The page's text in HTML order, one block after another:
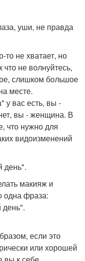
уши, не правда
то не хватает, но
не волнуйтесь,
слишком большое
месте.
у вас есть, вы -
вы - женщина. В
что нужно для
видоизменений
день".
макияж и
одна фраза:
день".
если это
или хорошей